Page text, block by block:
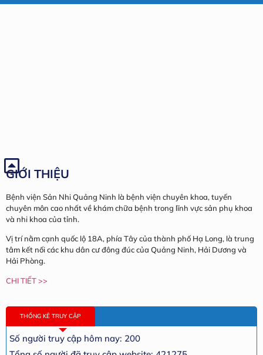
GIỚI THIỆU
Bệnh viện Sản Nhi Quảng Ninh là bệnh viện chuyên khoa, tuyến
chuyên môn cao nhất về khám chữa bệnh trong lĩnh vực sản phụ khoa
và nhi khoa của tỉnh.
Vị trí nằm cạnh quốc lộ 18A, phía Tây của thành phố Hạ Long, là trung
tâm kết nối các khu dân cư đông đúc của Quảng Ninh, Hải Dương và
Hải Phòng.
CHI TIẾT >>
THỐNG KÊ TRUY CẬP
Số người truy cập hôm nay: 200